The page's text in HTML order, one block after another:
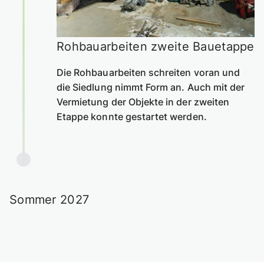
Rohbauarbeiten zweite Bauetappe
Die Rohbauarbeiten schreiten voran und
die Siedlung nimmt Form an. Auch mit der
Vermietung der Objekte in der zweiten
Etappe konnte gestartet werden.
Sommer 2027